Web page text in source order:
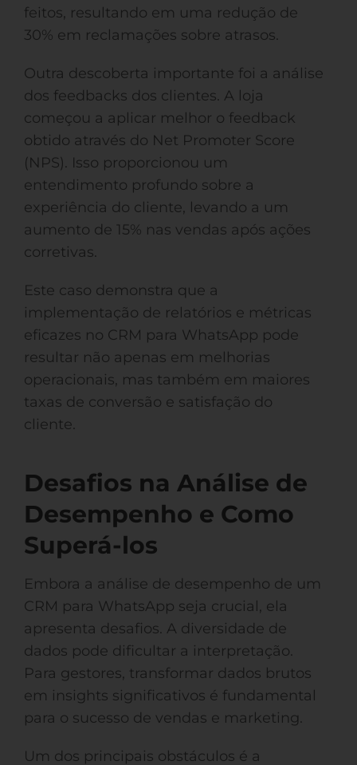
feitos, resultando em uma redução de
30% em reclamações sobre atrasos.
Outra descoberta importante foi a análise
dos feedbacks dos clientes. A loja
começou a aplicar melhor o feedback
obtido através do Net Promoter Score
(NPS). Isso proporcionou um
entendimento profundo sobre a
experiência do cliente, levando a um
aumento de 15% nas vendas após ações
corretivas.
Este caso demonstra que a
implementação de relatórios e métricas
eficazes no CRM para WhatsApp pode
resultar não apenas em melhorias
operacionais, mas também em maiores
taxas de conversão e satisfação do
cliente.
Desafios na Análise de
Desempenho e Como
Superá-los
Embora a análise de desempenho de um
CRM para WhatsApp seja crucial, ela
apresenta desafios. A diversidade de
dados pode dificultar a interpretação.
Para gestores, transformar dados brutos
em insights significativos é fundamental
para o sucesso de vendas e marketing.
Um dos principais obstáculos é a